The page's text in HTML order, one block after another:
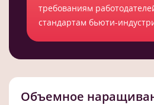
требованиям
стандартам бьюти-
Объемное